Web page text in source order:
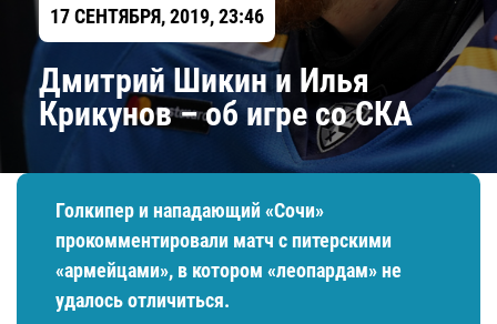
17 СЕНТЯБРЯ, 2019, 23:46
Дмитрий Шикин и Илья
Крикунов – об игре со СКА
Голкипер и нападающий «Сочи»
прокомментировали матч с питерскими
«армейцами», в котором «леопардам» не
удалось отличиться.